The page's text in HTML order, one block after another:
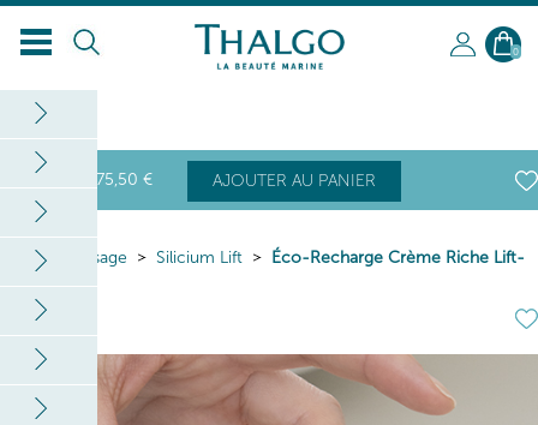
0
75,50 € AJOUTER AU PANIER
Home Visage Silicium Lift
Éco-Recharge Crème Riche Lift-
Fermeté